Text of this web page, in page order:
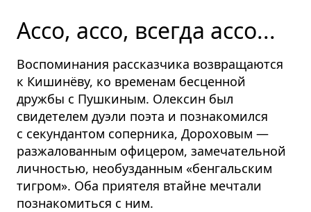
Ассо, ассо, всегда ассо...
Воспоминания рассказчика возвращаются
к Кишинёву, ко временам бесценной
дружбы с Пушкиным. Олексин был
свидетелем дуэли поэта и познакомился
с секундантом соперника, Дороховым —
разжалованным офицером, замечательной
личностью, необузданным «бенгальским
тигром». Оба приятеля втайне мечтали
познакомиться с ним.